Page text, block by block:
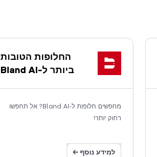
החלופות הטובות
ביותר ל-Bland AI
מחפשים חלופות ל-Bland AI? אל תחפשו
רחוק יותר!
למידע נוסף ←